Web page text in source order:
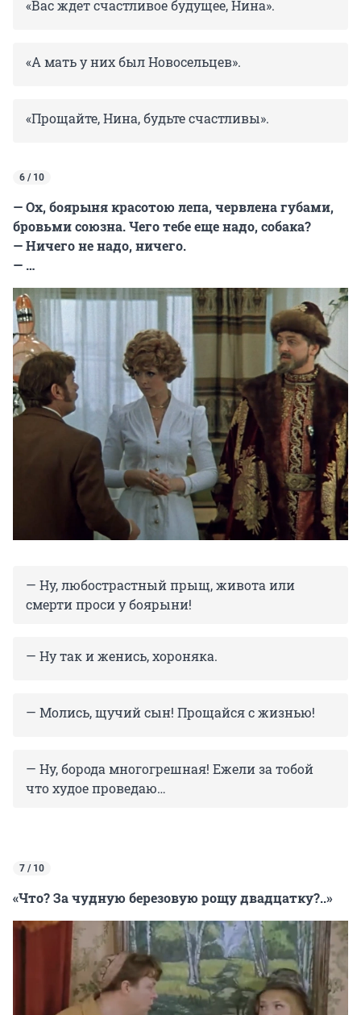
«Вас ждет счастливое будущее, Нина».
«А мать у них был Новосельцев».
«Прощайте, Нина, будьте счастливы».
6 / 10
— Ох, боярыня красотою лепа, червлена губами,
бровьми союзна. Чего тебе еще надо, собака?
— Ничего не надо, ничего.
— …
— Ну, любострастный прыщ, живота или
смерти проси у боярыни!
— Ну так и женись, хороняка.
— Молись, щучий сын! Прощайся с жизнью!
— Ну, борода многогрешная! Ежели за тобой
что худое проведаю…
7 / 10
«Что? За чудную березовую рощу двадцатку?..»